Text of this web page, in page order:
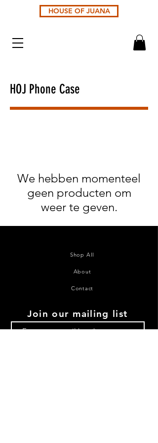
HOUSE OF JUANA
HOJ Phone Case
We hebben momenteel
geen producten om
weer te geven.
Shop All
About
Contact
Join our mailing list